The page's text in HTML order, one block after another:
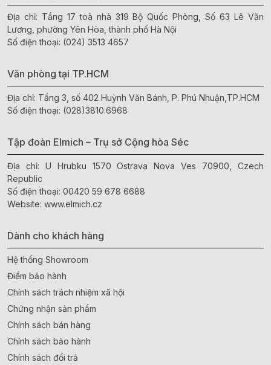
Địa chỉ: Tầng 17 toà nhà 319 Bộ Quốc Phòng, Số 63 Lê Văn
Lương, phường Yên Hòa, thành phố Hà Nội
Số điện thoại: (024) 3513 4657
Văn phòng tại TP.HCM
Địa chỉ: Tầng 3, số 402 Huỳnh Văn Bánh, P. Phú Nhuận,TP.HCM
Số điện thoại: (028)3810.6968
Tập đoàn Elmich – Trụ sở Cộng hòa Séc
Địa chỉ: U Hrubku 1570 Ostrava Nova Ves 70900, Czech
Republic
Số điện thoại: 00420 59 678 6688
Website: www.elmich.cz
Dành cho khách hàng
Hệ thống Showroom
Điểm bảo hành
Chính sách trách nhiệm xã hội
Chứng nhận sản phẩm
Chính sách bán hàng
Chính sách bảo hành
Chính sách đổi trả